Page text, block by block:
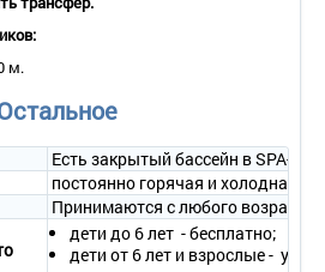
«Люкс»
м.
Есть закрытый бассейн в SPA-
постоянно горячая и холодная
Принимаются с любого возраста.
дети до 6 лет - бесплатно;
дети от 6 лет и взрослые -